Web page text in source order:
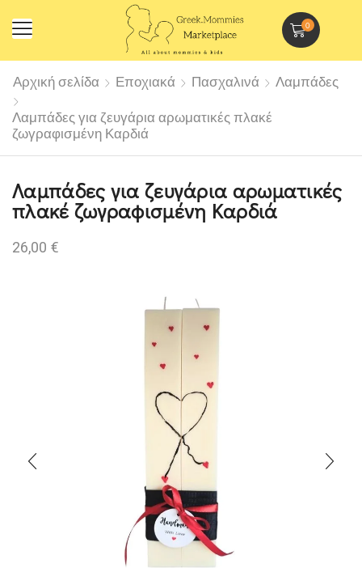
0
Αρχική σελίδα Εποχιακά Πασχαλινά
Λαμπάδες
Λαμπάδες για ζευγάρια αρωματικές πλακέ
ζωγραφισμένη Καρδιά
Λαμπάδες για ζευγάρια αρωματικές
πλακέ ζωγραφισμένη Καρδιά
26,00 €